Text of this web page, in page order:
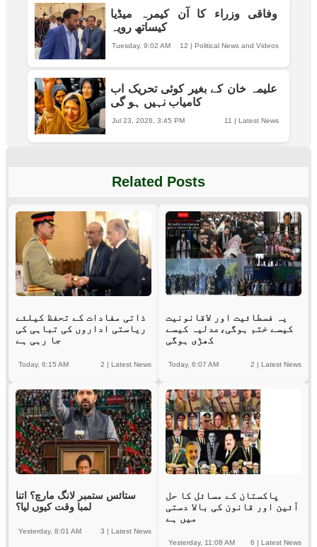
وفاقی وزراء کا آن کیمرہ میڈیا
کیساتھ رویہ
12 | Political News and Videos
Tuesday, 9:02 AM
علیمہ خان کے بغیر کوئی تحریک اب
کامیاب نہیں ہو گی
11 | Latest News
Jul 23, 2026, 3:45 PM
Related Posts
ذاتی مفادات کے تحفظ کیلئے
ریاستی اداروں کی تباہی کی
جا رہی ہے
2 | Latest News
Today, 6:15 AM
یہ فسطائیت اور لاقانونیت
کیسے ختم ہوگی،عدلیہ کیسے
کھڑی ہوگی
2 | Latest News
Today, 6:07 AM
ستائس ستمبر لانگ مارچ؟ اتنا
لمبا وقت کیوں لیا؟
3 | Latest News
Yesterday, 8:01 AM
پاکستان کے مسائل کا حل
آئین اور قانون کی بالا دستی
میں ہے
6 | Latest News
Yesterday, 11:08 AM